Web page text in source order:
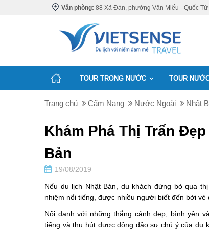
Văn phòng: 88 Xã Đàn, phường Văn Miếu - Quốc Tử
TOUR TRONG NƯỚC TOUR
Trang chủ Cẩm Nang Nước Ngoài Nhật
Khám Phá Thị Trấn
Bản
19/08/2019
Nếu du lịch Nhật Bản, du khách đừng bỏ qua
nhiệm nổi tiếng, được nhiều người biết đến bởi vẻ
Nổi danh với những thắng cảnh đẹp, bình yên
tiếng và thu hút được đông đảo sự chú ý của du